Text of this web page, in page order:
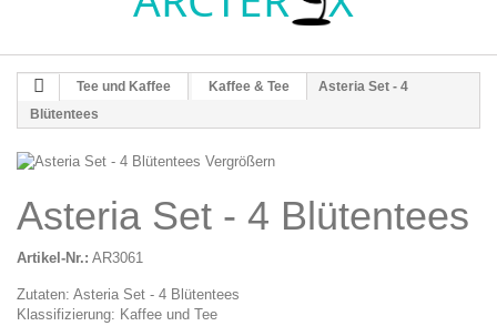
Tee und Kaffee Kaffee & Tee
Asteria Set - 4
Blütentees
Vergrößern
Asteria Set - 4 Blütentees
Artikel-Nr.: AR3061
Zutaten: Asteria Set - 4 Blütentees
Klassifizierung: Kaffee und Tee